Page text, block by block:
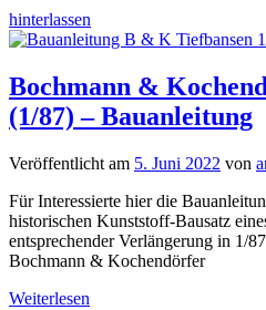
hinterlassen
Bochmann &
(1/87) – Bauanleitung
Veröffentlicht am 5. Juni 2022 von
Für Interessierte hier die
historischen Kunststoff-Bausatz
entsprechender Verlängerung in 1/
Bochmann & Kochendörfer
Weiterlesen